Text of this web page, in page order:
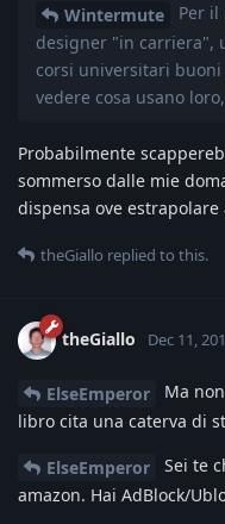
Wintermute
Per il
designer "in carriera",
corsi universitari
vedere cosa usano
Probabilmente
sommerso dalle mie
dispensa ove
theGiallo replied to this.
theGiallo Dec 11,
ElseEmperor Ma
libro cita una caterva di
ElseEmperor
Sei te
amazon. Hai AdBlock/